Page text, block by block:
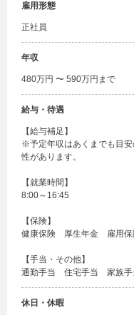
雇用形態
正社員
年収
480万円 〜 590万円まで
給与・待遇
【給与補足】
※予定年収はあくまでも目
性があります。
【就業時間】
8:00～16:45
【保険】
健康保険 厚生年金 雇用
【手当・その他】
通勤手当 住宅手当 家族
休日・休暇